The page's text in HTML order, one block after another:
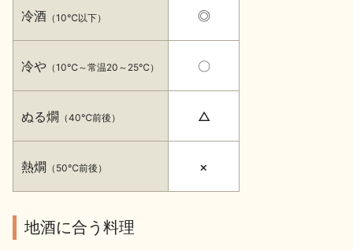
イベント情報TOP 新商品・おすすめ商品
季節の商品 イベント情報
冷酒 （10℃以下）
冷や （10℃～常温20～25℃）
ぬる燗 （40℃前後）
熱燗 （50℃前後）
◎
〇
△
×
地酒に合う料理